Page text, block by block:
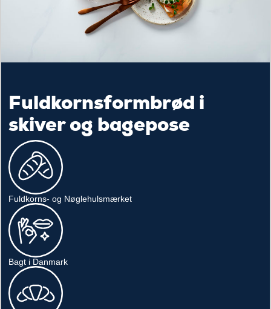
Fuldkornsformbrød i
skiver og bagepose
Fuldkorns- og Nøglehulsmærket
Bagt i Danmark